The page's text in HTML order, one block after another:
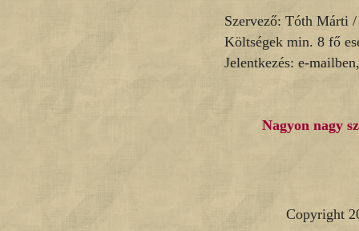
Szervező: Tóth Márti
Költségek min. 8 fő
Jelentkezés: e-
Nagyon nagy
Copyright